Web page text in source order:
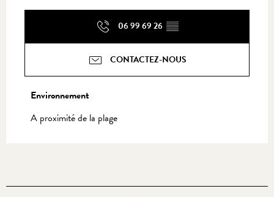
06 99 69 26 ▒▒
CONTACTEZ-NOUS
Environnement
Environnement
A proximité de la plage